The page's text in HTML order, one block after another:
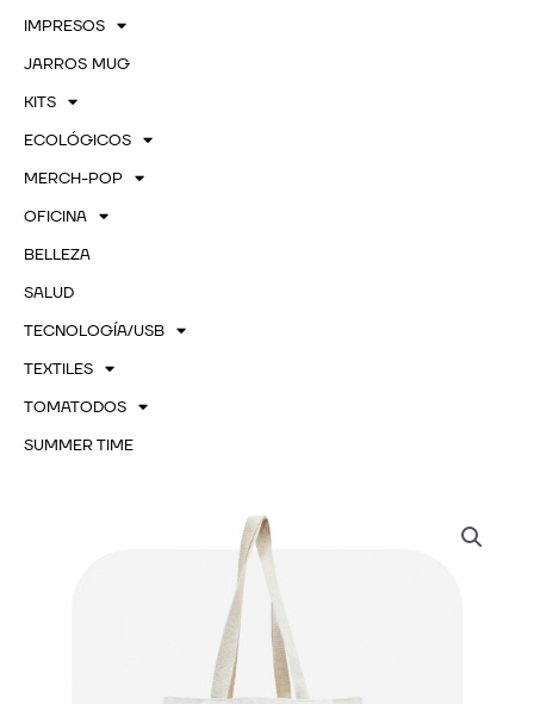
IMPRESOS
JARROS MUG
KITS
ECOLÓGICOS
MERCH-POP
OFICINA
BELLEZA
SALUD
TECNOLOGÍA/USB
TEXTILES
TOMATODOS
SUMMER TIME